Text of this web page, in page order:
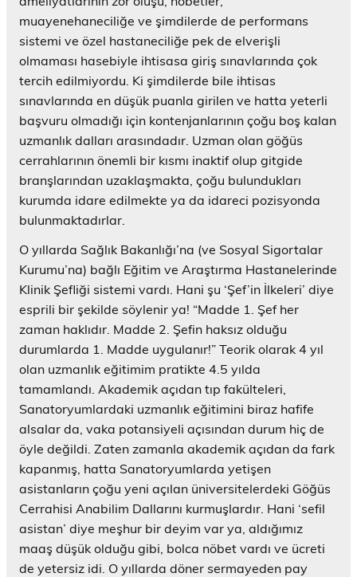
muayenehaneciliğe ve şimdilerde de performans
sistemi ve özel hastaneciliğe pek de elverişli
olmaması hasebiyle ihtisasa giriş sınavlarında çok
tercih edilmiyordu. Ki şimdilerde bile ihtisas
sınavlarında en düşük puanla girilen ve hatta yeterli
başvuru olmadığı için kontenjanlarının çoğu boş kalan
uzmanlık dalları arasındadır. Uzman olan göğüs
cerrahlarının önemli bir kısmı inaktif olup gitgide
branşlarından uzaklaşmakta, çoğu bulundukları
kurumda idare edilmekte ya da idareci pozisyonda
bulunmaktadırlar.
O yıllarda Sağlık Bakanlığı’na (ve Sosyal Sigortalar
Kurumu’na) bağlı Eğitim ve Araştırma Hastanelerinde
Klinik Şefliği sistemi vardı. Hani şu ‘Şef’in İlkeleri’ diye
esprili bir şekilde söylenir ya! “Madde 1. Şef her
zaman haklıdır. Madde 2. Şefin haksız olduğu
durumlarda 1. Madde uygulanır!” Teorik olarak 4 yıl
olan uzmanlık eğitimim pratikte 4.5 yılda
tamamlandı. Akademik açıdan tıp fakülteleri,
Sanatoryumlardaki uzmanlık eğitimini biraz hafife
alsalar da, vaka potansiyeli açısından durum hiç de
öyle değildi. Zaten zamanla akademik açıdan da fark
kapanmış, hatta Sanatoryumlarda yetişen
asistanların çoğu yeni açılan üniversitelerdeki Göğüs
Cerrahisi Anabilim Dallarını kurmuşlardır. Hani ‘sefil
asistan’ diye meşhur bir deyim var ya, aldığımız
maaş düşük olduğu gibi, bolca nöbet vardı ve ücreti
de yetersiz idi. O yıllarda döner sermayeden pay